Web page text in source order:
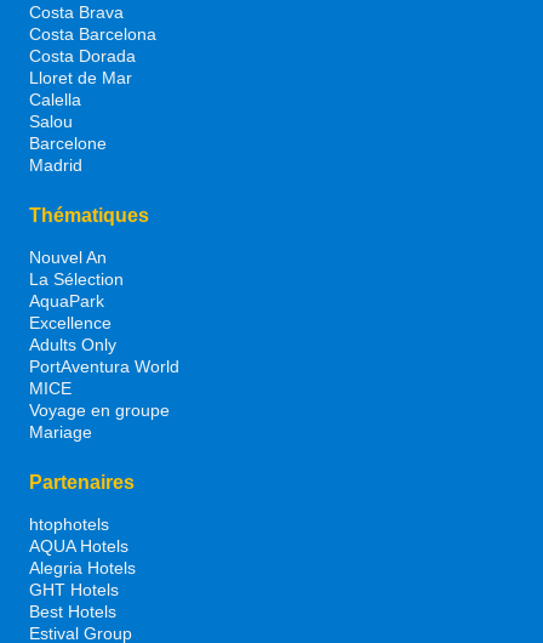
Costa Brava
Costa Barcelona
Costa Dorada
Lloret de Mar
Calella
Salou
Barcelone
Madrid
Thématiques
Nouvel An
La Sélection
AquaPark
Excellence
Adults Only
PortAventura World
MICE
Voyage en groupe
Mariage
Partenaires
htophotels
AQUA Hotels
Alegria Hotels
GHT Hotels
Best Hotels
Estival Group